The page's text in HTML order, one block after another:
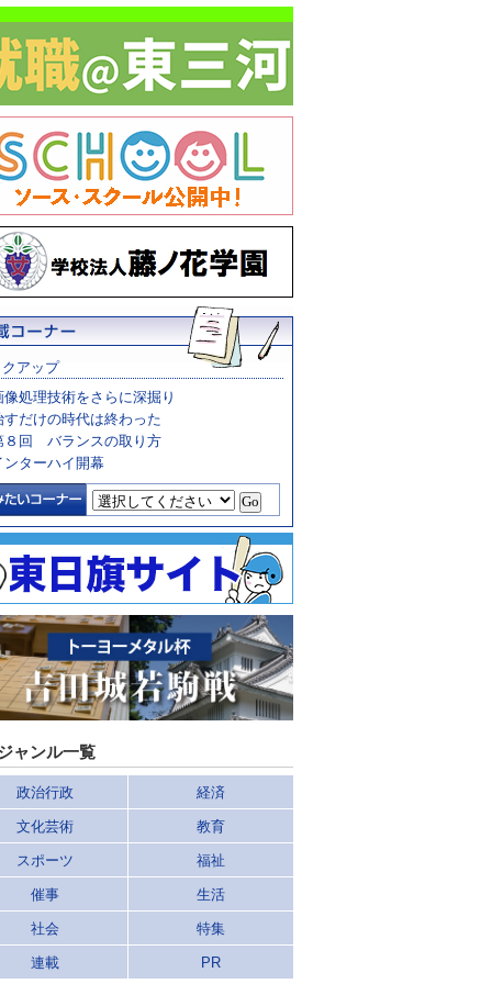
アップ
像処理技術をさらに深掘り
すだけの時代は終わった
８回 バランスの取り方
ンターハイ開幕
ャンル一覧
政治行政 経済
文化芸術 教育
スポーツ 福祉
催事 生活
社会 特集
連載 PR